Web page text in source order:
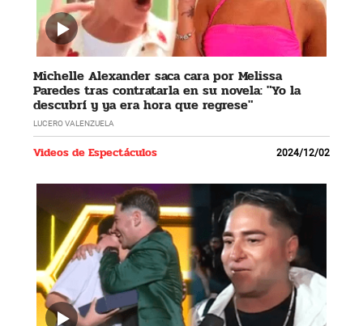
Michelle Alexander saca cara por Melissa
Paredes tras contratarla en su novela: "Yo la
descubrí y ya era hora que regrese"
LUCERO VALENZUELA
Videos de Espectáculos 2024/12/02